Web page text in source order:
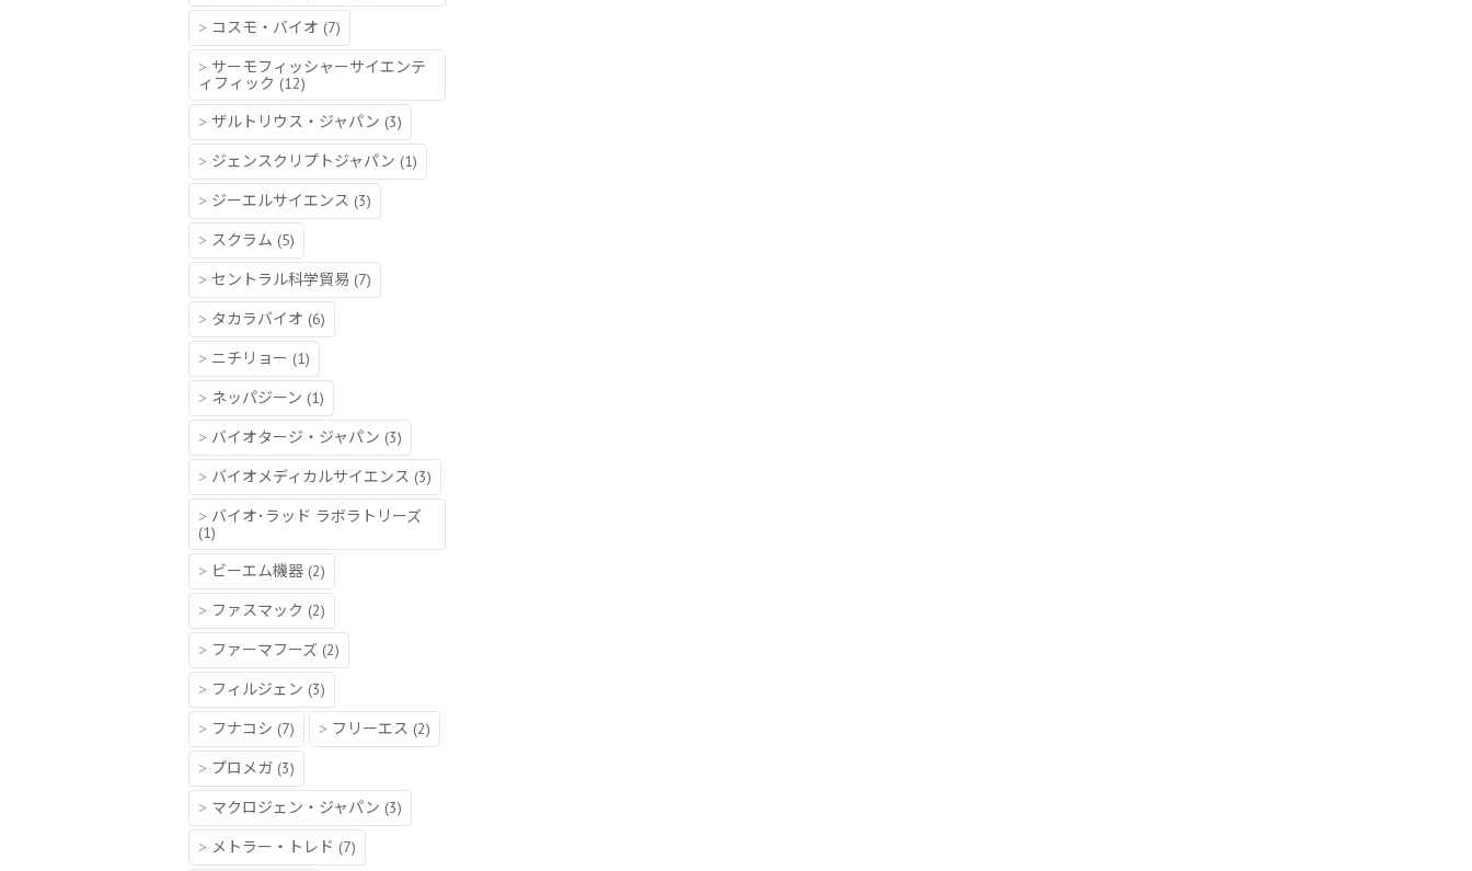
コスモ・バイオ (7)
サーモフィッシャーサイエンテ
ィフィック (12)
ザルトリウス・ジャパン (3)
ジェンスクリプトジャパン (1)
ジーエルサイエンス (3)
スクラム (5)
セントラル科学貿易 (7)
タカラバイオ (6)
ニチリョー (1)
ネッパジーン (1)
バイオタージ・ジャパン (3)
バイオメディカルサイエンス (3)
バイオ･ラッド ラボラトリーズ
(1)
ビーエム機器 (2)
ファスマック (2)
ファーマフーズ (2)
フィルジェン (3)
フナコシ (7) フリーエス (2)
プロメガ (3)
マクロジェン・ジャパン (3)
メトラー・トレド (7)